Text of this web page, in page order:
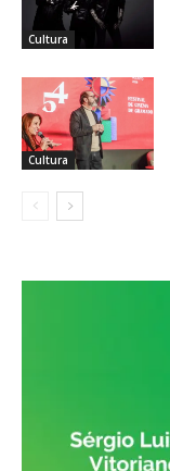
Cultura
Cultura